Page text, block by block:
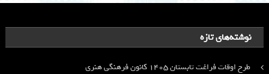
نوشته‌های تازه
طرح اوقات فراغت تابستان ۱۴۰۵ کانون فرهنگی هنری